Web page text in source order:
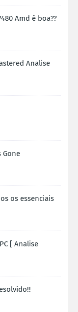
Amd é boa??
Analise
Gone
os essenciais
[ Analise